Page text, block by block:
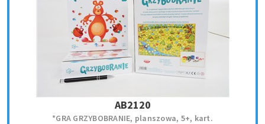
AB2120
*GRA GRZYBOBRANIE, planszowa, 5+, kart.